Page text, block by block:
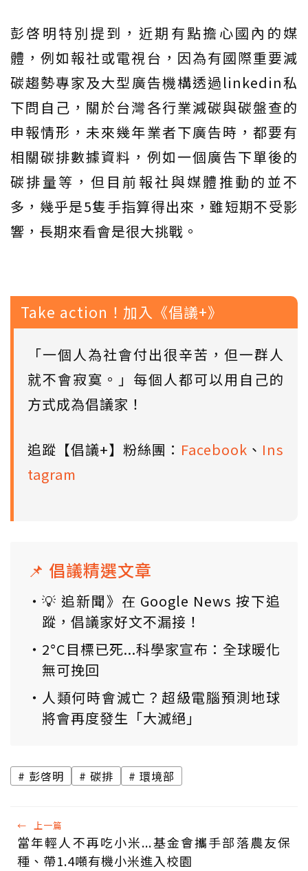
彭啓明特別提到，近期有點擔心國內的媒
體，例如報社或電視台，因為有國際重要減
碳趨勢專家及大型廣告機構透過linkedin私
下問自己，關於台灣各行業減碳與碳盤查的
申報情形，未來幾年業者下廣告時，都要有
相關碳排數據資料，例如一個廣告下單後的
碳排量等，但目前報社與媒體推動的並不
多，幾乎是5隻手指算得出來，雖短期不受影
響，長期來看會是很大挑戰。
Take action！加入《倡議+》
「一個人為社會付出很辛苦，但一群人
就不會寂寞。」每個人都可以用自己的
方式成為倡議家！
追蹤【倡議+】粉絲團： Facebook 、 Ins
tagram
📌 倡議精選文章
💡 追新聞》在 Google News 按下追
蹤，倡議家好文不漏接！
2°C目標已死...科學家宣布：全球暖化
無可挽回
人類何時會滅亡？超級電腦預測地球
將會再度發生「大滅絕」
彭啓明 碳排 環境部
← 上一篇
當年輕人不再吃小米...基金會攜手部落農友保
種、帶1.4噸有機小米進入校園